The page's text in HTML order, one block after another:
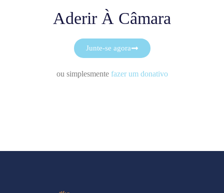
Aderir À Câmara
Junte-se agora
ou simplesmente fazer um donativo